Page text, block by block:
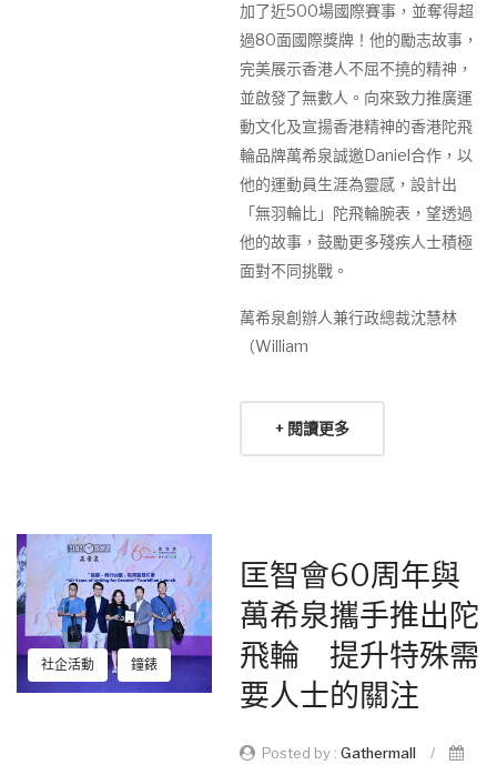
加了近500場國際賽事，並奪得超
過80面國際獎牌！他的勵志故事，
完美展示香港人不屈不撓的精神，
並啟發了無數人。向來致力推廣運
動文化及宣揚香港精神的香港陀飛
輪品牌萬希泉誠邀Daniel合作，以
他的運動員生涯為靈感，設計出
「無羽輪比」陀飛輪腕表，望透過
他的故事，鼓勵更多殘疾人士積極
面對不同挑戰。
萬希泉創辦人兼行政總裁沈慧林
（William
+ 閱讀更多
社企活動 鐘錶
匡智會60周年與
萬希泉攜手推出陀
飛輪 提升特殊需
要人士的關注
Posted by : Gathermall
/